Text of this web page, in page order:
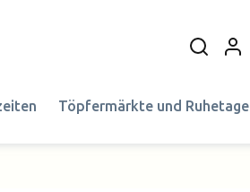
Töpfermärkte und Ruhetage